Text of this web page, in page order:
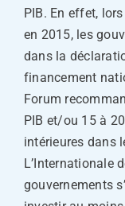
PIB. En effet,
en 2015, les
dans la
financement
Forum
PIB et/ou 15 à
intérieures dans
L’Internationale
gouvernements